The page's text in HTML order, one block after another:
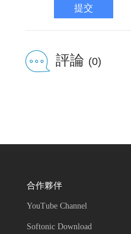
提交
評論 (0)
合作夥伴
YouTube Channel
Softonic Download